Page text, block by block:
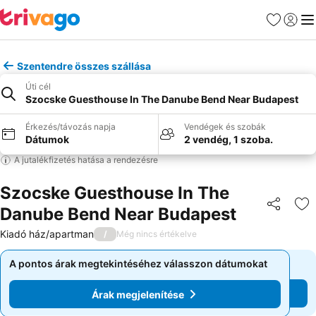
Kedvencek
Szentendre összes szállása
Úti cél
Szocske Guesthouse In The Danube Bend Near Budapest
Érkezés/távozás napja
Dátumok
Vendégek és szobák
2 vendég, 1 szoba.
A jutalékfizetés hatása a rendezésre
Szocske Guesthouse In The
Danube Bend Near Budapest
Kiadó ház/apartman / Még nincs értékelve
A pontos árak megtekintéséhez válasszon dátumokat
Árak megjelenítése
A pontos árak megtekintéséhez válasszon dátumokat
Árak megjelenítése